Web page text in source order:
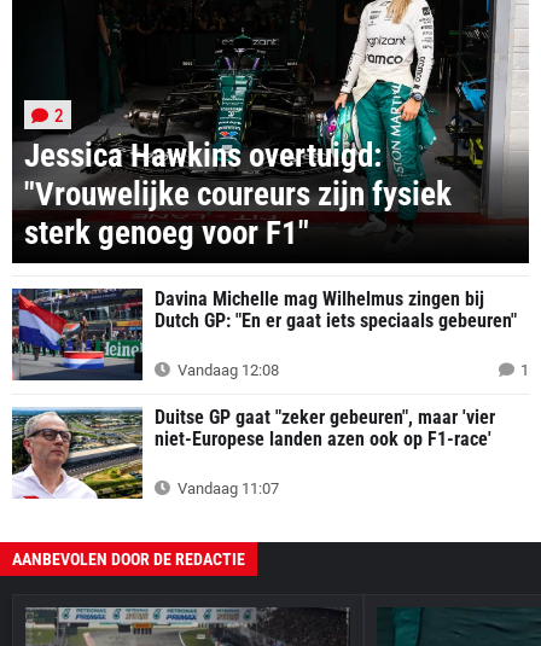
Jessica Hawkins overtuigd:
"Vrouwelijke coureurs zijn fysiek
sterk genoeg voor F1"
2
Davina Michelle mag Wilhelmus zingen bij
Dutch GP: "En er gaat iets speciaals gebeuren"
Vandaag 12:08 1
Duitse GP gaat "zeker gebeuren", maar 'vier
niet-Europese landen azen ook op F1-race'
Vandaag 11:07
AANBEVOLEN DOOR DE REDACTIE